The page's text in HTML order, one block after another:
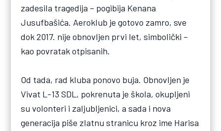
zadesila tragedija – pogibija Kenana
Jusufbašića. Aeroklub je gotovo zamro, sve
dok 2017. nije obnovljen prvi let, simbolički –
kao povratak otpisanih.
Od tada, rad kluba ponovo buja. Obnovljen je
Vivat L-13 SDL, pokrenuta je škola, okupljeni
su volonteri i zaljubljenici, a sada i nova
generacija piše zlatnu stranicu kroz ime Harisa